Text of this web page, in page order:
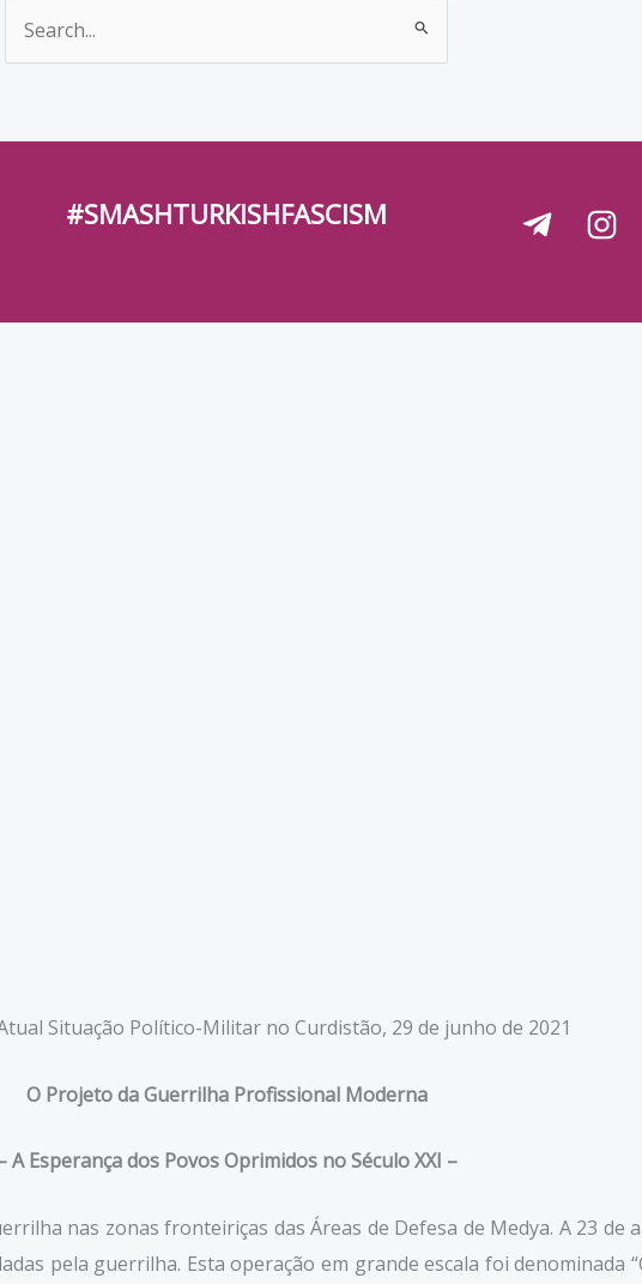
Situação Político-Militar no Curdistão, 29 de junho de 2021
O Projeto da Guerrilha Profissional Moderna
A Esperança dos Povos Oprimidos no Século XXI –
nas zonas fronteiriças das Áreas de Defesa de Medya. A 23
pela guerrilha. Esta operação em grande escala foi denominada